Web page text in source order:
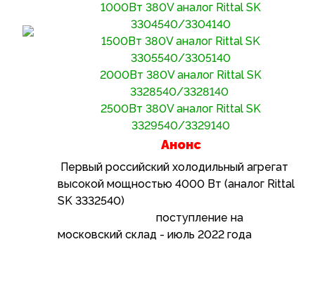
1000Вт 380V аналог Rittal SK
3304540/3304140
1500Вт 380V аналог Rittal SK
3305540/3305140
2000Вт 380V аналог Rittal SK
3328540/3328140
2500Вт 380V аналог Rittal SK
3329540/3329140
Анонс
Первый российский холодильный агрегат
высокой мощностью 4000 Вт (аналог Rittal
SK 3332540)
поступление на
московский склад - июль 2022 года